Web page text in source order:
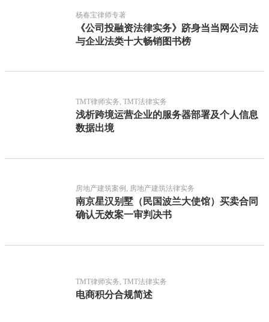
杨春宝律师专著
《公司投融资法律实务》跻身当当网公司法
与企业法类十大畅销图书榜
TMT律师实务, TMT法律实务
浅析跨境运营企业的服务器部署及个人信息
数据出境
房地产建筑案例, 房地产建筑法律实务
南京星汉别墅（民国波兰大使馆）买卖合同
确认无效案一审判决书
TMT律师实务, TMT法律实务
电商积分合规简述